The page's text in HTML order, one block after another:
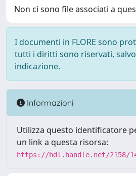
Non ci sono file associati a
I documenti in FLORE sono
tutti i diritti sono riservati,
indicazione.
Informazioni
Utilizza questo identificatore
un link a questa risorsa:
https://hdl.handle.net/2158/